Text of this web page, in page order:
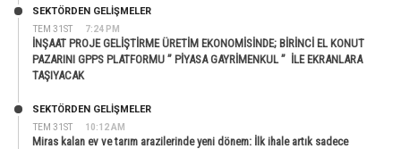
TEM 31ST 7:24 PM
SEKTÖRDEN GELIŞMELER
İNŞAAT PROJE GELİŞTİRME ÜRETİM EKONOMİSİNDE; BİRİNCİ EL KONUT
PAZARINI GPPS PLATFORMU ” PİYASA GAYRİMENKUL ” İLE EKRANLARA
TAŞIYACAK
TEM 31ST 10:12 AM
SEKTÖRDEN GELIŞMELER
Miras kalan ev ve tarım arazilerinde yeni dönem: İlk ihale artık sadece